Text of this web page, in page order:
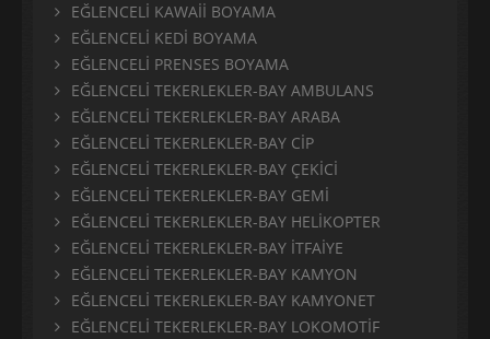
EĞLENCELİ KAWAİİ BOYAMA
EĞLENCELİ KEDİ BOYAMA
EĞLENCELİ PRENSES BOYAMA
EĞLENCELİ TEKERLEKLER-BAY AMBULANS
EĞLENCELİ TEKERLEKLER-BAY ARABA
EĞLENCELİ TEKERLEKLER-BAY CİP
EĞLENCELİ TEKERLEKLER-BAY ÇEKİCİ
EĞLENCELİ TEKERLEKLER-BAY GEMİ
EĞLENCELİ TEKERLEKLER-BAY HELİKOPTER
EĞLENCELİ TEKERLEKLER-BAY İTFAİYE
EĞLENCELİ TEKERLEKLER-BAY KAMYON
EĞLENCELİ TEKERLEKLER-BAY KAMYONET
EĞLENCELİ TEKERLEKLER-BAY LOKOMOTİF